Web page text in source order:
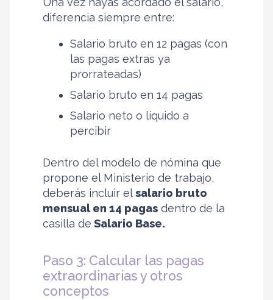
diferencia siempre entre:
Salario bruto en 12 pagas (con
las pagas extras ya
prorrateadas)
Salario bruto en 14 pagas
Salario neto o líquido a
percibir
Dentro del modelo de nómina que
propone el Ministerio de trabajo,
deberás incluir elsalario bruto
mensual en 14 pagas dentro de la
casilla de Salario Base.
Paso 3: Calcular las pagas
extraordinarias y otros
conceptos